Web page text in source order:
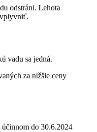
odstráni. Lehota
vadu sa jedná.
za nižšie ceny
do 30.6.2024